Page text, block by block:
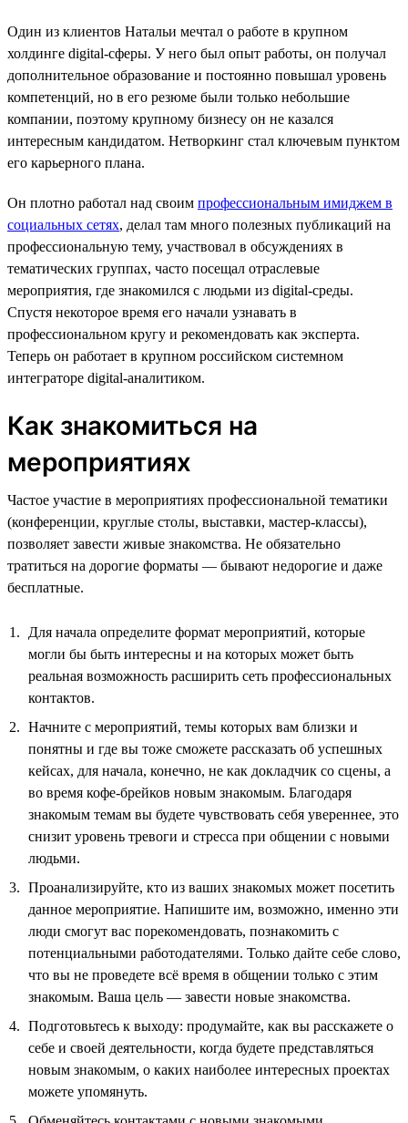
Один из клиентов Натальи мечтал о работе в крупном
холдинге digital-сферы. У него был опыт работы, он получал
дополнительное образование и постоянно повышал уровень
компетенций, но в его резюме были только небольшие
компании, поэтому крупному бизнесу он не казался
интересным кандидатом. Нетворкинг стал ключевым пунктом
его карьерного плана.
Он плотно работал над своим профессиональным имиджем в
социальных сетях, делал там много полезных публикаций на
профессиональную тему, участвовал в обсуждениях в
тематических группах, часто посещал отраслевые
мероприятия, где знакомился с людьми из digital-среды.
Спустя некоторое время его начали узнавать в
профессиональном кругу и рекомендовать как эксперта.
Теперь он работает в крупном российском системном
интеграторе digital-аналитиком.
Как знакомиться на
мероприятиях
Частое участие в мероприятиях профессиональной тематики
(конференции, круглые столы, выставки, мастер-классы),
позволяет завести живые знакомства. Не обязательно
тратиться на дорогие форматы — бывают недорогие и даже
бесплатные.
Для начала определите формат мероприятий, которые
могли бы быть интересны и на которых может быть
реальная возможность расширить сеть профессиональных
контактов.
Начните с мероприятий, темы которых вам близки и
понятны и где вы тоже сможете рассказать об успешных
кейсах, для начала, конечно, не как докладчик со сцены, а
во время кофе-брейков новым знакомым. Благодаря
знакомым темам вы будете чувствовать себя увереннее, это
снизит уровень тревоги и стресса при общении с новыми
людьми.
Проанализируйте, кто из ваших знакомых может посетить
данное мероприятие. Напишите им, возможно, именно эти
люди смогут вас порекомендовать, познакомить с
потенциальными работодателями. Только дайте себе слово,
что вы не проведете всё время в общении только с этим
знакомым. Ваша цель — завести новые знакомства.
Подготовьтесь к выходу: продумайте, как вы расскажете о
себе и своей деятельности, когда будете представляться
новым знакомым, о каких наиболее интересных проектах
можете упомянуть.